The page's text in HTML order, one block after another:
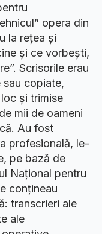
opera din
la rețea și
și ce vorbești,
Scrisorile erau
copiate,
și trimise
mii de oameni
Au fost
profesională, le-
pe bază de
Național pentru
conțineau
transcrieri ale
ale